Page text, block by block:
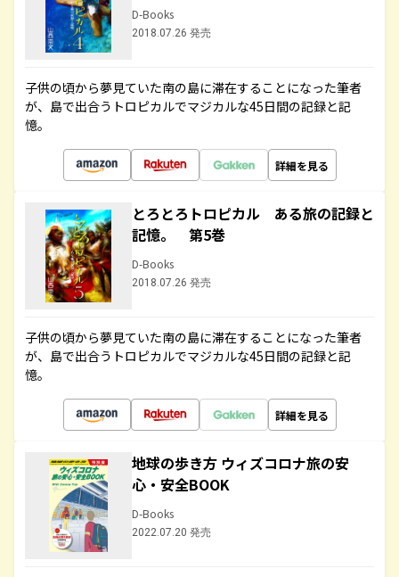
D-Books
2018.07.26 発売
子供の頃から夢見ていた南の島に滞在することになった筆者
が、島で出合うトロピカルでマジカルな45日間の記録と記
憶。
詳細を見る
とろとろトロピカル ある旅の記録と
記憶。 第5巻
D-Books
2018.07.26 発売
子供の頃から夢見ていた南の島に滞在することになった筆者
が、島で出合うトロピカルでマジカルな45日間の記録と記
憶。
詳細を見る
地球の歩き方 ウィズコロナ旅の安
心・安全BOOK
D-Books
2022.07.20 発売